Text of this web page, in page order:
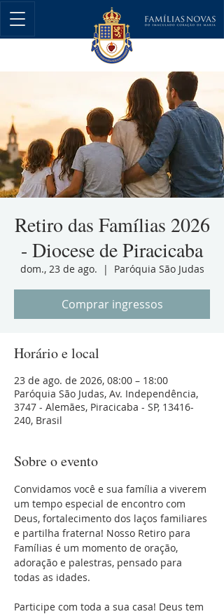
Retiro das Famílias 2026
- Diocese de Piracicaba
dom., 23 de ago.
  |
Paróquia São Judas
Comprar ingressos
Horário e local
23 de ago. de 2026, 08:00 – 18:00
Paróquia São Judas, Av. Independência,
3747 - Alemães, Piracicaba - SP, 13416-
240, Brasil
Sobre o evento
Convidamos você e sua família a viverem
um tempo especial de encontro com
Deus, fortalecimento dos laços familiares
e partilha fraterna! Nosso Retiro para
Famílias é um momento de oração,
adoração e palestras, pensado para
todas as idades.
Participe com toda a sua casa! Deus tem